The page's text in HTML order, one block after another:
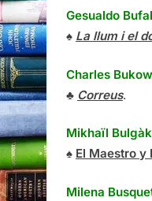
Gesualdo
♠ La llum i el
Charles
♣ Correus.
Mikhaïl
♠ El Maestro y
Milena